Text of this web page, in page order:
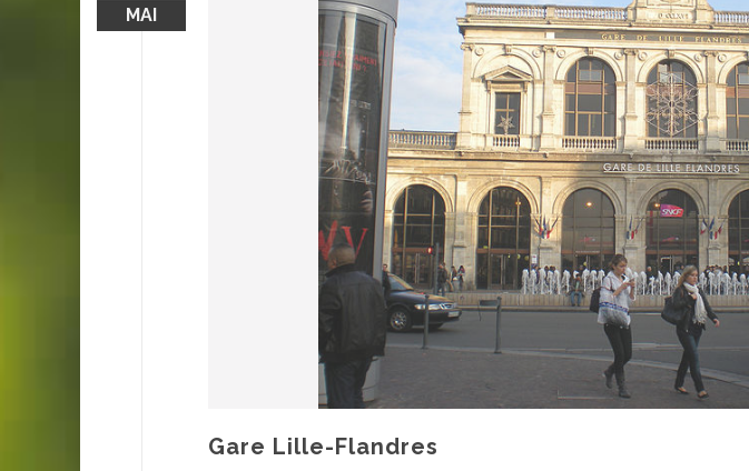
MAI
Gare Lille-Flandres